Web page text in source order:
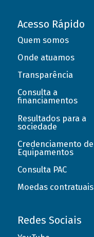
Acesso Rápido
Quem somos
Onde atuamos
Transparência
Consulta a
financiamentos
Resultados para a
sociedade
Credenciamento de
Equipamentos
Consulta PAC
Moedas contratuais
Redes Sociais